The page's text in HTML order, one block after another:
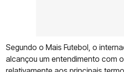
Segundo o Mais Futebol, o
alcançou um entendimento com